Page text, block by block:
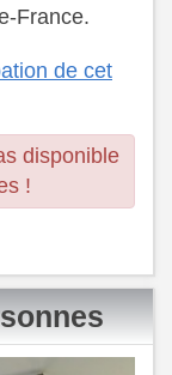
France.
de cet
disponible
!